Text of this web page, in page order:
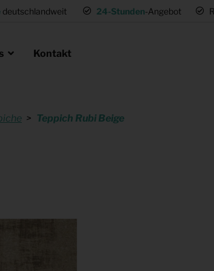
deutschlandweit 24-Stunden-Angebot
Kontakt
als Profi
Einrichtung für
Teppich Rubi Beige